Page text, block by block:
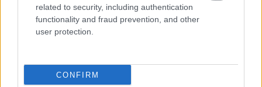
related to security, including authentication
functionality and fraud prevention, and other
user protection.
CONFIRM